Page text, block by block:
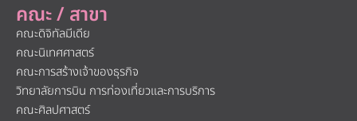
คณะ / สาขา
คณะดิจิทัลมีเดีย
คณะนิเทศศาสตร์
คณะการสร้างเจ้าของธุรกิจ
วิทยาลัยการบิน การท่องเที่ยวและการบริการ
คณะศิลปศาสตร์